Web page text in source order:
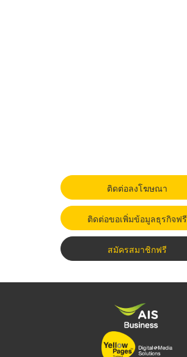
ติดต่อลงโฆษณา
ติดต่อขอเพิ่มข้อมูลธุรกิจฟรี
สมัครสมาชิกฟรี